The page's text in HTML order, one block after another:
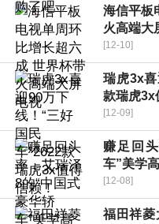
海信平板
火高端大
[12-10]
瑞虎3x
款瑞虎3x
[12-09]
赚足回
车”美学
[12-08]
福田祥菱